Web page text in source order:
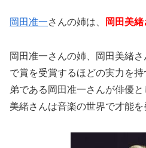
岡田准一さんの姉は、 岡田美
岡田准一さんの姉、岡田美緒
で賞を受賞するほどの実力を持
弟である岡田准一さんが俳優と
美緒さんは音楽の世界で才能を